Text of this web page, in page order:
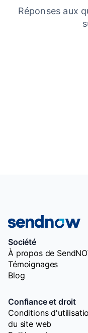
Réponses aux
Société
À propos de
Témoignages
Blog
Confiance et droit
Conditions
du site web